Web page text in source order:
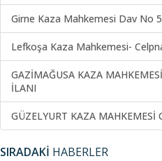
Girne Kaza Mahkemesi Dav No
Lefkoşa Kaza Mahkemesi-
GAZİMAĞUSA KAZA
İLANI
GÜZELYURT KAZA MAHKEMESİ
SIRADAKİ HABERLER